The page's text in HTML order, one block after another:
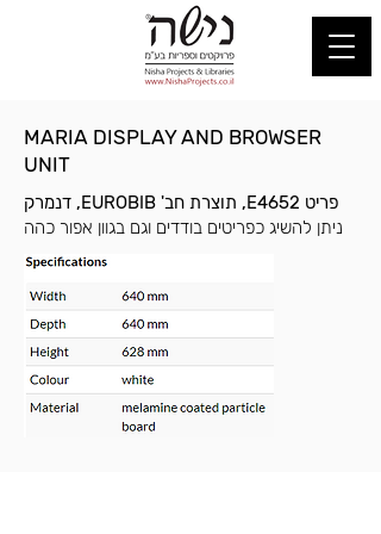
MARIA DISPLAY AND BROWSER
UNIT
פריט E4652, תוצרת חב' EUROBIB, דנמרק
ניתן להשיג כפריטים בודדים וגם בגוון אפור כהה